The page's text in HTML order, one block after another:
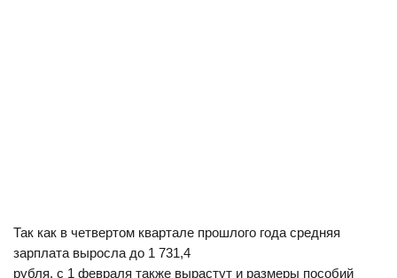
Так как в четвертом квартале прошлого года средняя
зарплата выросла до 1 731,4
рубля, с 1 февраля также вырастут и размеры пособий